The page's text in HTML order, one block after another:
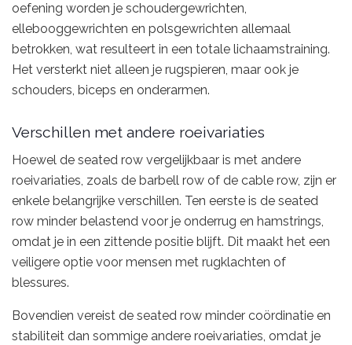
oefening worden je schoudergewrichten,
ellebooggewrichten en polsgewrichten allemaal
betrokken, wat resulteert in een totale lichaamstraining.
Het versterkt niet alleen je rugspieren, maar ook je
schouders, biceps en onderarmen.
Verschillen met andere roeivariaties
Hoewel de seated row vergelijkbaar is met andere
roeivariaties, zoals de barbell row of de cable row, zijn er
enkele belangrijke verschillen. Ten eerste is de seated
row minder belastend voor je onderrug en hamstrings,
omdat je in een zittende positie blijft. Dit maakt het een
veiligere optie voor mensen met rugklachten of
blessures.
Bovendien vereist de seated row minder coördinatie en
stabiliteit dan sommige andere roeivariaties, omdat je